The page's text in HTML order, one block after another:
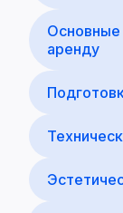
Основные
аренду